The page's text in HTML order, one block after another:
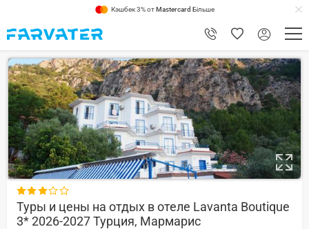
Кэшбек 3% отMastercard Більше
8.8

Туры и цены на отдых в отеле Lavanta Boutique
3* 2026-2027 Турция, Мармарис